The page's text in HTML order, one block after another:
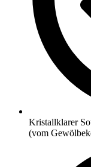
Kristallklarer
(vom